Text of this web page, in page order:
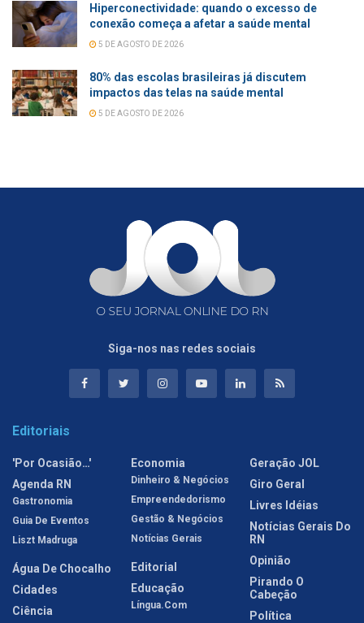
Hiperconectividade: quando o excesso de
conexão começa a afetar a saúde mental
5 DE AGOSTO DE 2026
80% das escolas brasileiras já discutem
impactos das telas na saúde mental
5 DE AGOSTO DE 2026
Siga-nos nas redes sociais
Editoriais
'Por Ocasião…'
Agenda RN
Gastronomia
Guia De Eventos
Liszt Madruga
Água De Chocalho
Cidades
Ciência
Economia
Dinheiro & Negócios
Empreendedorismo
Gestão & Negócios
Notícias Gerais
Editorial
Educação
Língua.com
Geração JOL
Giro Geral
Livres Idéias
Notícias Gerais Do
RN
Opinião
Pirando O
Cabeção
Política